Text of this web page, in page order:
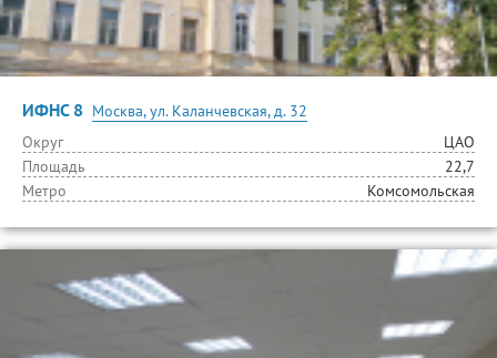
ИФНС 8 Москва, ул. Каланчевская, д. 32
Округ
ЦАО
Площадь
22,7
Метро
Комсомольская